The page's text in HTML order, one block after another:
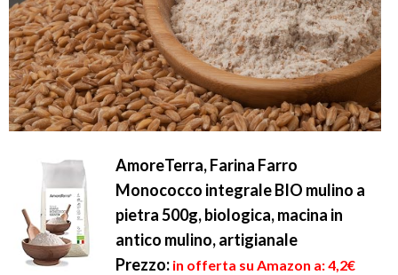
AmoreTerra, Farina Farro
Monococco integrale BIO mulino a
pietra 500g, biologica, macina in
antico mulino, artigianale
Prezzo: in offerta su Amazon a: 4,2€